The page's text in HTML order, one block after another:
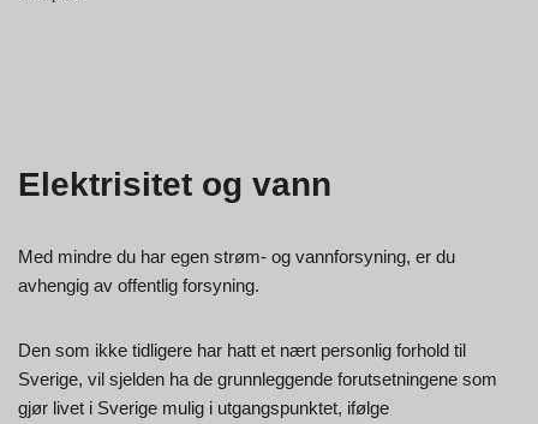
Elektrisitet og vann
Med mindre du har egen strøm- og vannforsyning, er du
avhengig av offentlig forsyning.
Den som ikke tidligere har hatt et nært personlig forhold til
Sverige, vil sjelden ha de grunnleggende forutsetningene som
gjør livet i Sverige mulig i utgangspunktet, ifølge